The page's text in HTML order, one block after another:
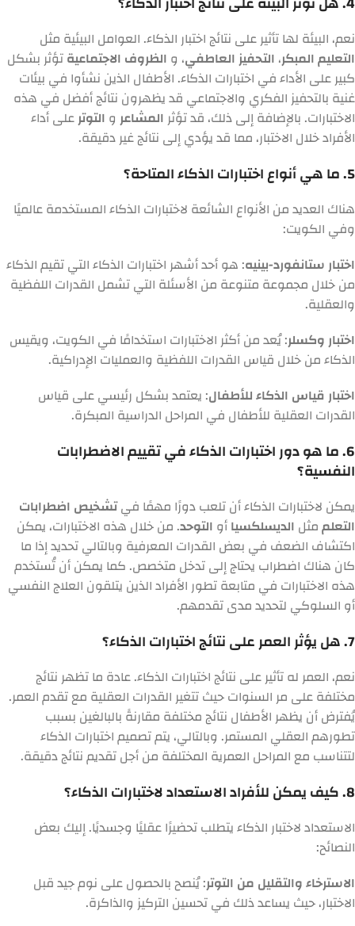
نعم، البيئة لها تأثير على نتائج اختبار الذكاء. العوامل البيئية مثل
التعليم المبكر، التحفيز العاطفي، و الظروف الاجتماعيةتؤثر بشكل
كبير على الأداء في اختبارات الذكاء. الأطفال الذين نشأوا في بيئات
غنية بالتحفيز الفكري والاجتماعي قد يظهرون نتائج أفضل في هذه
الاختبارات. بالإضافة إلى ذلك، قد تؤثرالمشاعر و التوترعلى أداء
الأفراد خلال الاختبار، مما قد يؤدي إلى نتائج غير دقيقة.
5. ما هي أنواع اختبارات الذكاء المتاحة؟
هناك العديد من الأنواع الشائعة لاختبارات الذكاء المستخدمة عالميًا
وفي الكويت:
اختبار ستانفورد-بينيه: هو أحد أشهر اختبارات الذكاء التي تقيم الذكاء
من خلال مجموعة متنوعة من الأسئلة التي تشمل القدرات اللفظية
والعقلية.
اختبار وكسلر: يُعد من أكثر الاختبارات استخدامًا في الكويت، ويقيس
الذكاء من خلال قياس القدرات اللفظية والعمليات الإدراكية.
اختبار قياس الذكاء للأطفال: يعتمد بشكل رئيسي على قياس
القدرات العقلية للأطفال في المراحل الدراسية المبكرة.
6. ما هو دور اختبارات الذكاء في تقييم الاضطرابات
النفسية؟
يمكن لاختبارات الذكاء أن تلعب دورًا مهمًا فيتشخيص اضطرابات
التعلممثل الديسلكسياأو التوحد. من خلال هذه الاختبارات، يمكن
اكتشاف الضعف في بعض القدرات المعرفية وبالتالي تحديد إذا ما
كان هناك اضطراب يحتاج إلى تدخل متخصص. كما يمكن أن تُستخدم
هذه الاختبارات في متابعة تطور الأفراد الذين يتلقون العلاج النفسي
أو السلوكي لتحديد مدى تقدمهم.
7. هل يؤثر العمر على نتائج اختبارات الذكاء؟
نعم، العمر له تأثير على نتائج اختبارات الذكاء. عادة ما تظهر نتائج
مختلفة على مر السنوات حيث تتغير القدرات العقلية مع تقدم العمر.
يُفترض أن يظهر الأطفال نتائج مختلفة مقارنةً بالبالغين بسبب
تطورهم العقلي المستمر. وبالتالي، يتم تصميم اختبارات الذكاء
لتتناسب مع المراحل العمرية المختلفة من أجل تقديم نتائج دقيقة.
8. كيف يمكن للأفراد الاستعداد لاختبارات الذكاء؟
الاستعداد لاختبار الذكاء يتطلب تحضيرًا عقليًا وجسديًا. إليك بعض
النصائح:
الاسترخاء والتقليل من التوتر: يُنصح بالحصول على نوم جيد قبل
الاختبار، حيث يساعد ذلك في تحسين التركيز والذاكرة.